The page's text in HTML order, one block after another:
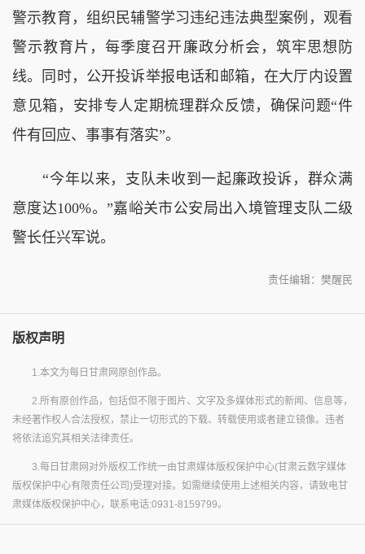
警示教育，组织民辅警学习违纪违法典型案例，观看
警示教育片，每季度召开廉政分析会，筑牢思想防
线。同时，公开投诉举报电话和邮箱，在大厅内设置
意见箱，安排专人定期梳理群众反馈，确保问题“件
件有回应、事事有落实”。
“今年以来，支队未收到一起廉政投诉，群众满
意度达100%。”嘉峪关市公安局出入境管理支队二级
警长任兴军说。
责任编辑：樊醒民
版权声明
1.本文为每日甘肃网原创作品。
2.所有原创作品，包括但不限于图片、文字及多媒体形式的新闻、信息等，
未经著作权人合法授权，禁止一切形式的下载、转载使用或者建立镜像。违者
将依法追究其相关法律责任。
3.每日甘肃网对外版权工作统一由甘肃媒体版权保护中心(甘肃云数字媒体
版权保护中心有限责任公司)受理对接。如需继续使用上述相关内容，请致电甘
肃媒体版权保护中心，联系电话:0931-8159799。